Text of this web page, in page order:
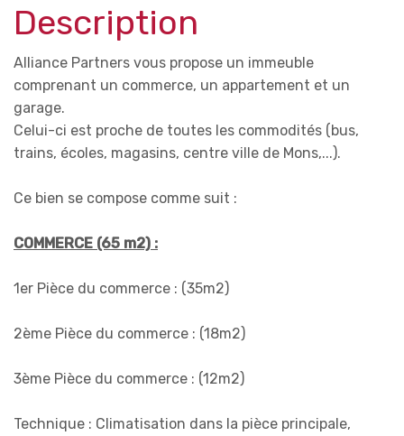
Description
Alliance Partners vous propose un immeuble
comprenant un commerce, un appartement et un
garage.
Celui-ci est proche de toutes les commodités (bus,
trains, écoles, magasins, centre ville de Mons,...).
Ce bien se compose comme suit :
COMMERCE (65 m2) :
1er Pièce du commerce : (35m2)
2ème Pièce du commerce : (18m2)
3ème Pièce du commerce : (12m2)
Technique : Climatisation dans la pièce principale,